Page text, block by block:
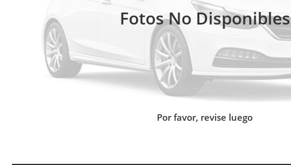
Fotos No Disponibles
Por favor, revise luego